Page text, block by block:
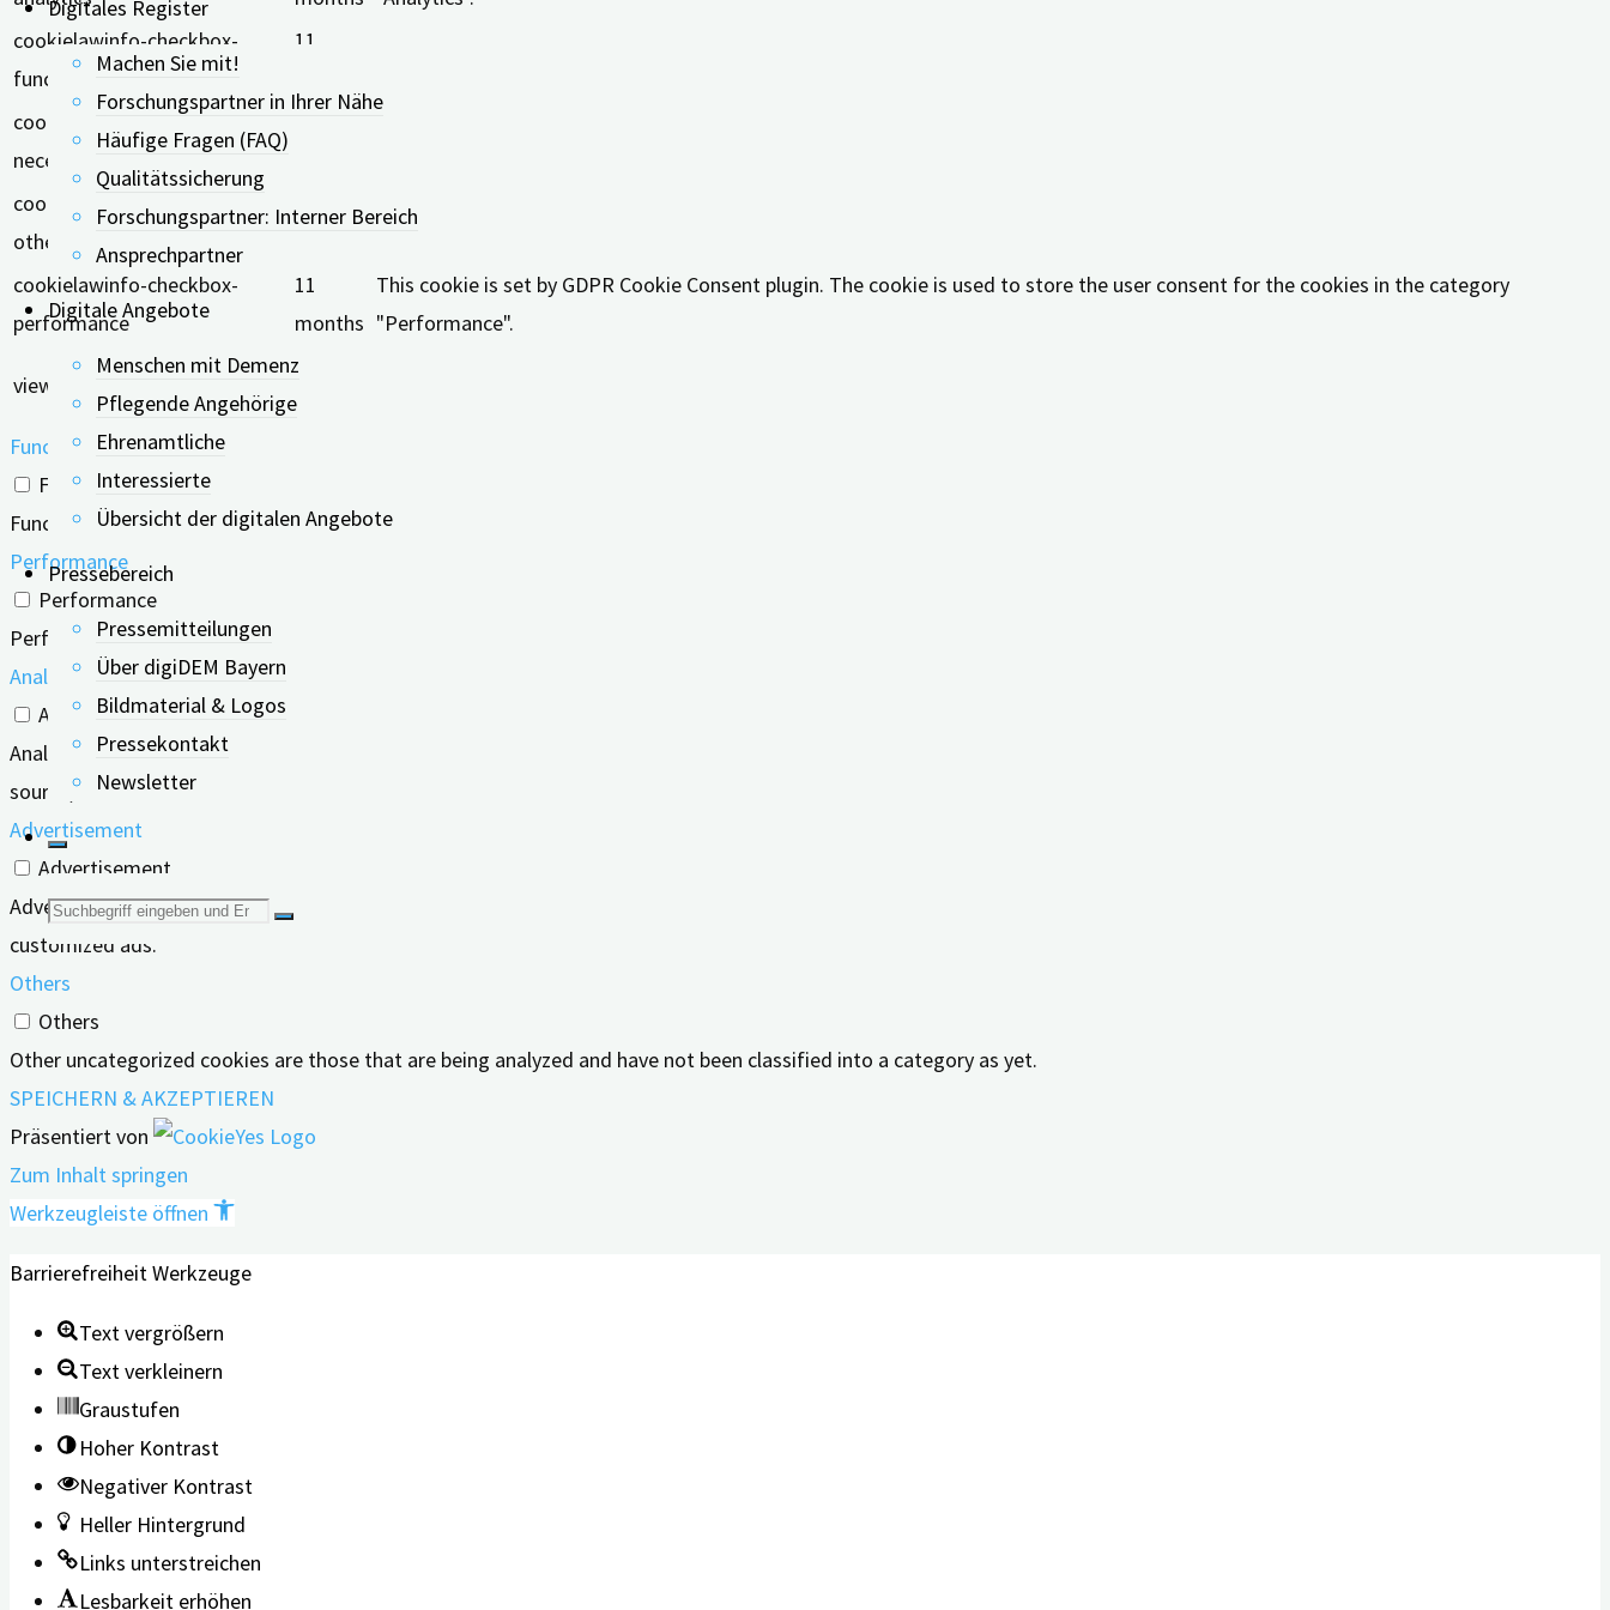
Digitales Register
Machen Sie mit!
Forschungspartner in Ihrer Nähe
Häufige Fragen (FAQ)
Qualitätssicherung
Forschungspartner: Interner Bereich
Ansprechpartner
Digitale Angebote
Menschen mit Demenz
Pflegende Angehörige
Ehrenamtliche
Interessierte
Übersicht der digitalen Angebote
Pressebereich
Pressemitteilungen
Über digiDEM Bayern
Bildmaterial & Logos
Pressekontakt
Newsletter
Suche
nach:
cookielawinfo-checkbox-
functional
11
cookielawinfo-checkbox-
necessary
cookielawinfo-checkbox-
others
11
This cookie is set by GDPR Cookie Consent plugin. The cookie is used to store the user consent for the cookies in the category "Other.
cookielawinfo-checkbox-
performance
11
months
This cookie is set by GDPR Cookie Consent plugin. The cookie is used to store the user consent for the cookies in the category
"Performance".
viewed_cookie_policy
11
months
Functional
Functional
Functional cookies help to perform certain functionalities like sharing the content of the website on social media platforms, collect feedbacks, and other third-party features.
Performance
Performance
Performance cookies are used to understand and analyze the key performance indexes of the website which helps in delivering a better user experience for the visitors.
Analytics
Analytics
Analytical cookies are used to understand how visitors interact with the website. These cookies help provide information on metrics the number of visitors, bounce rate, traffic
source, etc.
Advertisement
Advertisement
Advertisement cookies are used to provide visitors with relevant ads and marketing campaigns. These cookies track visitors across websites and collect information to provide
customized ads.
Others
Others
Other uncategorized cookies are those that are being analyzed and have not been classified into a category as yet.
SPEICHERN & AKZEPTIEREN
Präsentiert von
Zum Inhalt springen
Werkzeugleiste öffnen
Barrierefreiheit Werkzeuge
Text vergrößern
Text verkleinern
Graustufen
Hoher Kontrast
Negativer Kontrast
Heller Hintergrund
Links unterstreichen
Lesbarkeit erhöhen